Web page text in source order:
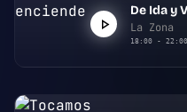
De Ida y
La Zona
18:00 - 22:00